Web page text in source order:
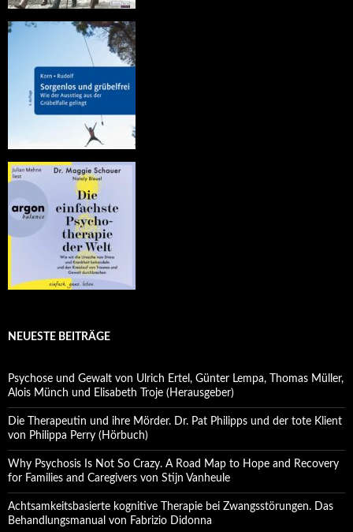
NEUESTE BEITRÄGE
Psychose und Gewalt von Ulrich Ertel, Günter Lempa, Thomas Müller,
Alois Münch und Elisabeth Troje (Herausgeber)
Die Therapeutin und ihre Mörder. Dr. Pat Philipps und der tote Klient
von Philippa Perry (Hörbuch)
Why Psychosis Is Not So Crazy. A Road Map to Hope and Recovery
for Families and Caregivers von Stijn Vanheule
Achtsamkeitsbasierte kognitive Therapie bei Zwangsstörungen. Das
Behandlungsmanual von Fabrizio Didonna